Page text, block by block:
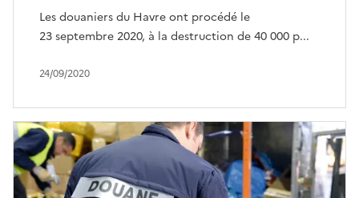
24/09/2020
Les douaniers du Havre ont procédé le
23 septembre 2020, à la destruction de 40 000 p...